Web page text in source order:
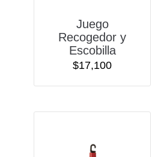
Juego
Recogedor y
Escobilla
$17,100